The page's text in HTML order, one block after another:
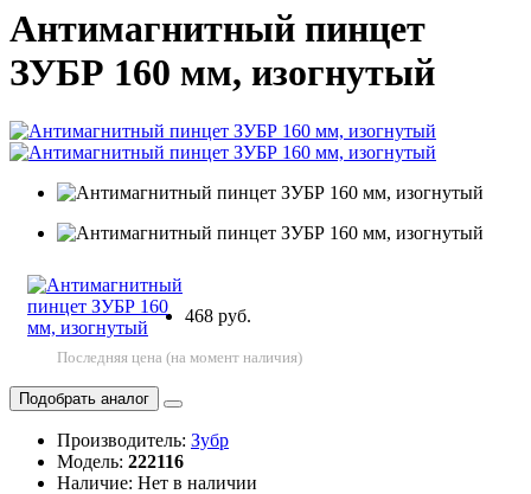
Антимагнитный пинцет
ЗУБР 160 мм, изогнутый
468 руб.
Последняя цена (на момент наличия)
Подобрать аналог
Производитель: Зубр
Модель: 222116
Наличие: Нет в наличии